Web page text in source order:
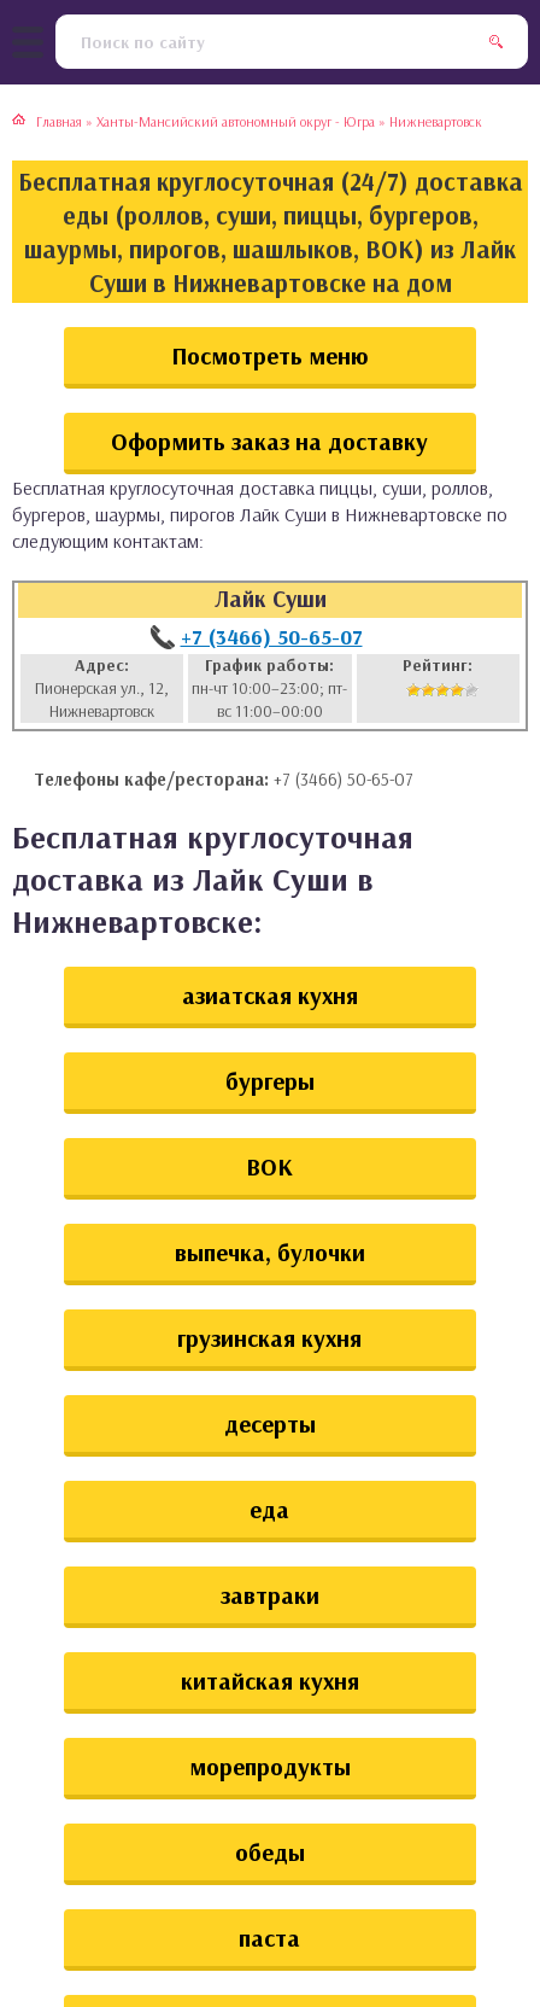
Главная » Ханты-Мансийский автономный округ - Югра » Нижневартовск
Бесплатная круглосуточная (24/7) доставка
еды (роллов, суши, пиццы, бургеров,
шаурмы, пирогов, шашлыков, ВОК) из Лайк
Суши в Нижневартовске на дом
Посмотреть меню
Оформить заказ на доставку
Бесплатная круглосуточная доставка пиццы, суши, роллов,
бургеров, шаурмы, пирогов Лайк Суши в Нижневартовске по
следующим контактам:
Лайк Суши
+7 (3466) 50-65-07
Адрес:
Пионерская ул., 12,
Нижневартовск
График работы:
пн-чт 10:00–23:00; пт-
вс 11:00–00:00
Рейтинг:
Телефоны кафе/ресторана: +7 (3466) 50-65-07
Бесплатная круглосуточная
доставка из Лайк Суши в
Нижневартовске:
азиатская кухня
бургеры
ВОК
выпечка, булочки
грузинская кухня
десерты
еда
завтраки
китайская кухня
морепродукты
обеды
паста
кухня
кухня
кухня
кухня
булочки